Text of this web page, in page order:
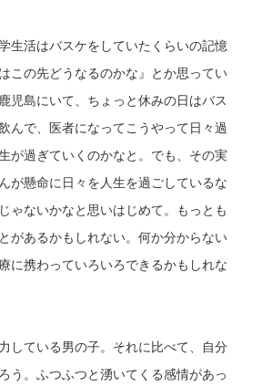
生活はバスケをしていたくらいの記憶
この先どうなるのかな』とか思ってい
児島にいて、ちょっと休みの日はバス
んで、医者になってこうやって日々過
が過ぎていくのかなと。でも、その実
が懸命に日々を人生を過ごしているな
ゃないかなと思いはじめて。もっとも
があるかもしれない。何か分からない
に携わっていろいろできるかもしれな
している男の子。それに比べて、自分
う。ふつふつと湧いてくる感情があっ